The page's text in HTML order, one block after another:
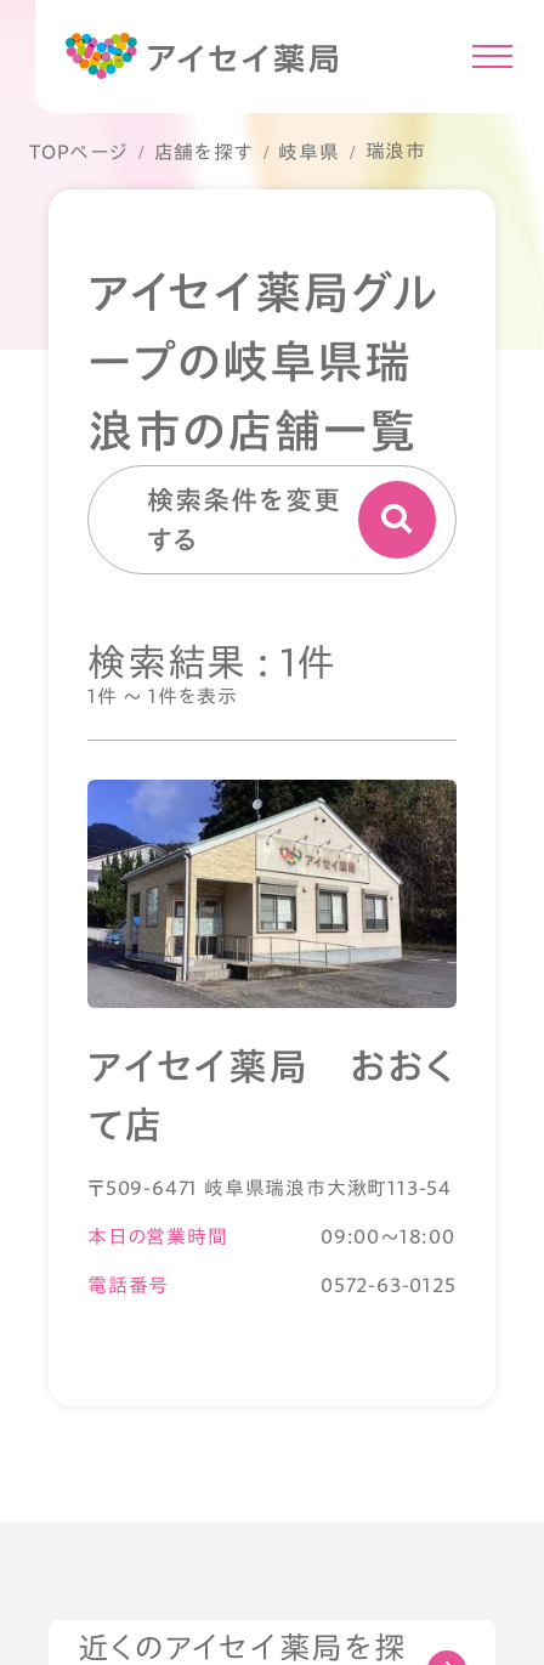
TOPページ 店舗を探す 岐阜県 瑞浪市
アイセイ薬局グル
ープの岐阜県瑞
浪市の店舗一覧
検索条件を変更
する
検索結果 : 1件
1件 ～ 1件を表示
アイセイ薬局 おおく
て店
〒509-6471 岐阜県瑞浪市大湫町113-54
本日の営業時間 09:00～18:00
電話番号 0572-63-0125
近くのアイセイ薬局を探